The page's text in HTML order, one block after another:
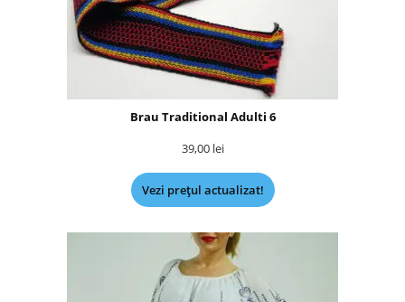
Brau Traditional Adulti 6
39,00 lei
Vezi prețul actualizat!